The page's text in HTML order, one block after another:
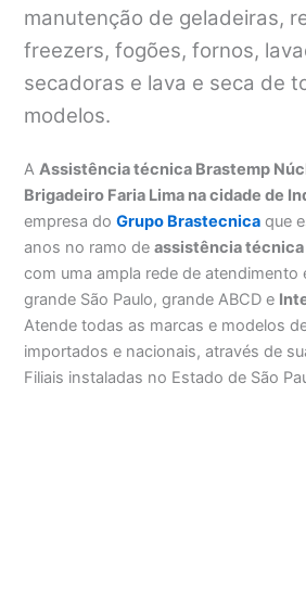
manutenção de geladeiras,
freezers, fogões, fornos,
secadoras e lava e seca de
modelos.
AAssistência técnica Brastemp
Brigadeiro Faria Lima na cidade de
empresa doGrupo Brastecnica que
anos no ramo deassistência
com uma ampla rede de atendimento
grande São Paulo, grande ABCD e
Atende todas as marcas e modelos
importados e nacionais, através de
Filiais instaladas no Estado de São